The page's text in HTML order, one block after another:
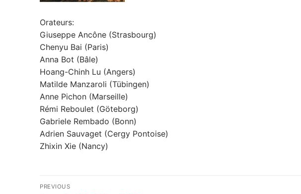
Orateurs:
Giuseppe Ancône (Strasbourg)
Chenyu Bai (Paris)
Anna Bot (Bâle)
Hoang-Chinh Lu (Angers)
Matilde Manzaroli (Tübingen)
Anne Pichon (Marseille)
Rémi Reboulet (Göteborg)
Gabriele Rembado (Bonn)
Adrien Sauvaget (Cergy Pontoise)
Zhixin Xie (Nancy)
Navigation
PREVIOUS